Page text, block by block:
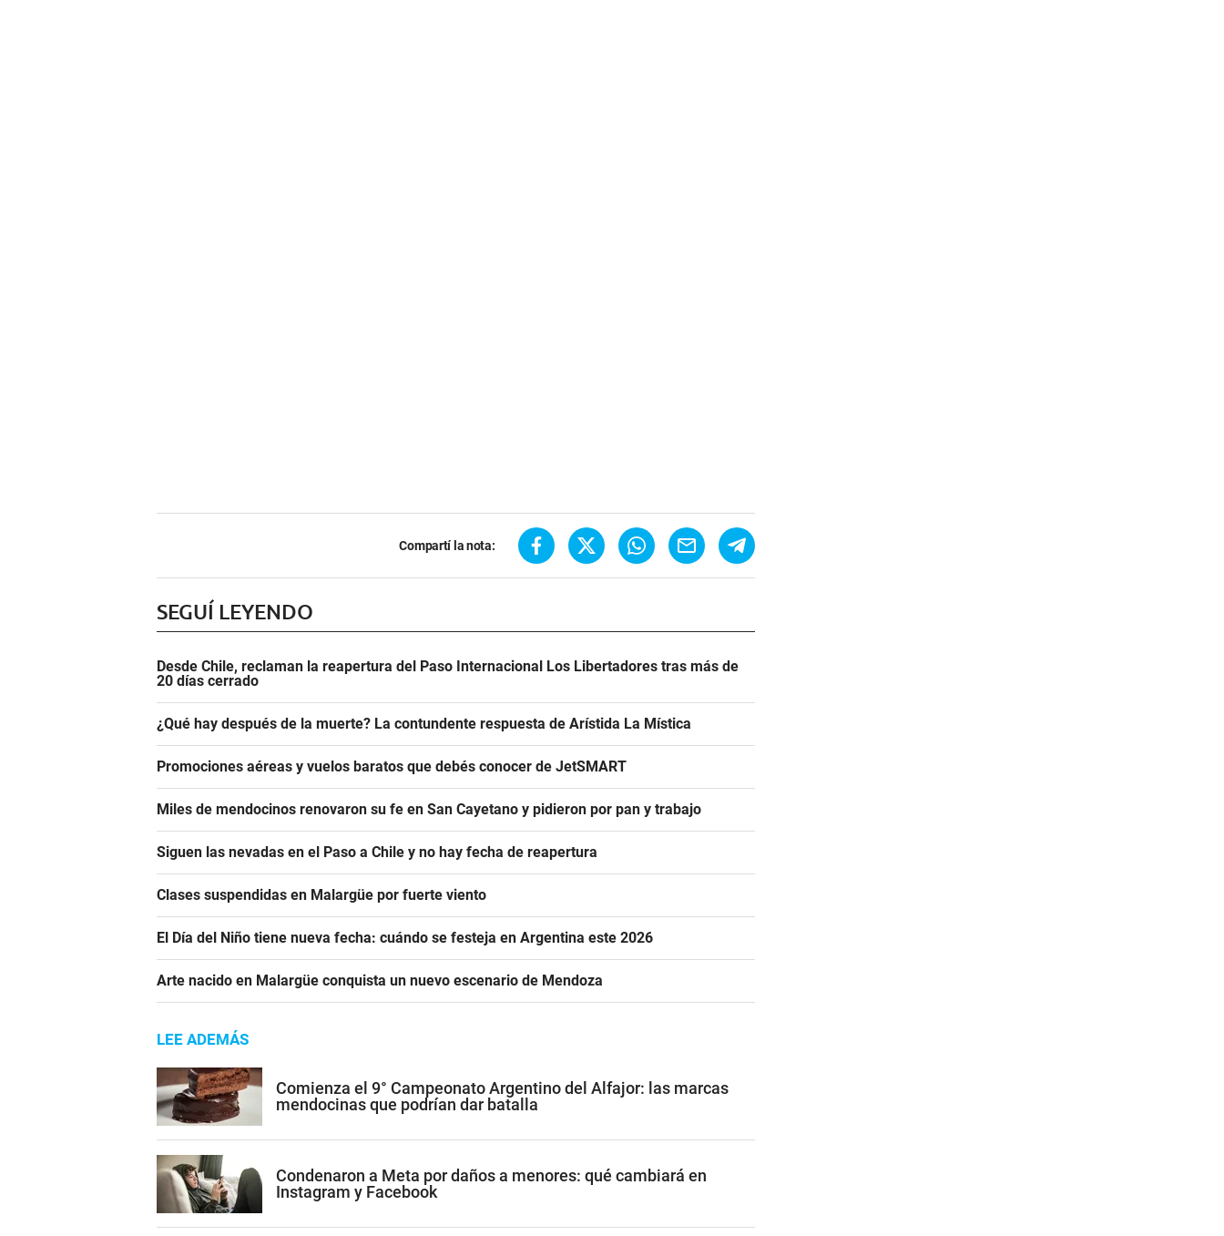
Compartí la nota:
SEGUÍ LEYENDO
Desde Chile, reclaman la reapertura del Paso Internacional Los Libertadores tras más de
20 días cerrado
¿Qué hay después de la muerte? La contundente respuesta de Arístida La Mística
Promociones aéreas y vuelos baratos que debés conocer de JetSMART
Miles de mendocinos renovaron su fe en San Cayetano y pidieron por pan y trabajo
Siguen las nevadas en el Paso a Chile y no hay fecha de reapertura
Clases suspendidas en Malargüe por fuerte viento
El Día del Niño tiene nueva fecha: cuándo se festeja en Argentina este 2026
Arte nacido en Malargüe conquista un nuevo escenario de Mendoza
LEE ADEMÁS
Comienza el 9° Campeonato Argentino del Alfajor: las marcas
mendocinas que podrían dar batalla
Condenaron a Meta por daños a menores: qué cambiará en
Instagram y Facebook